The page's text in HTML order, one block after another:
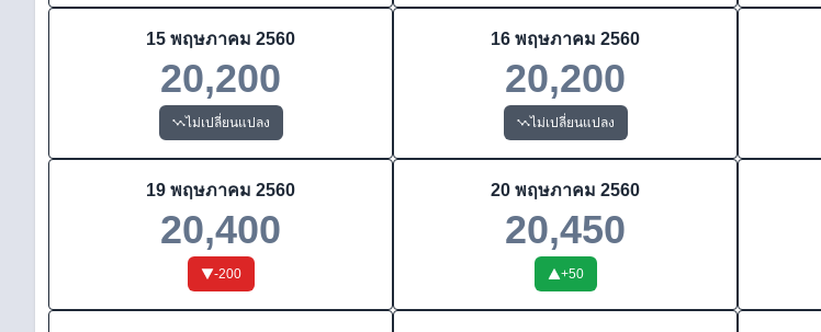
15 พฤษภาคม 2560
20,200
ไม่เปลี่ยนแปลง
16 พฤษภาคม 2560
20,200
ไม่เปลี่ยนแปลง
19 พฤษภาคม 2560
20,400
-200
20 พฤษภาคม 2560
20,450
+50